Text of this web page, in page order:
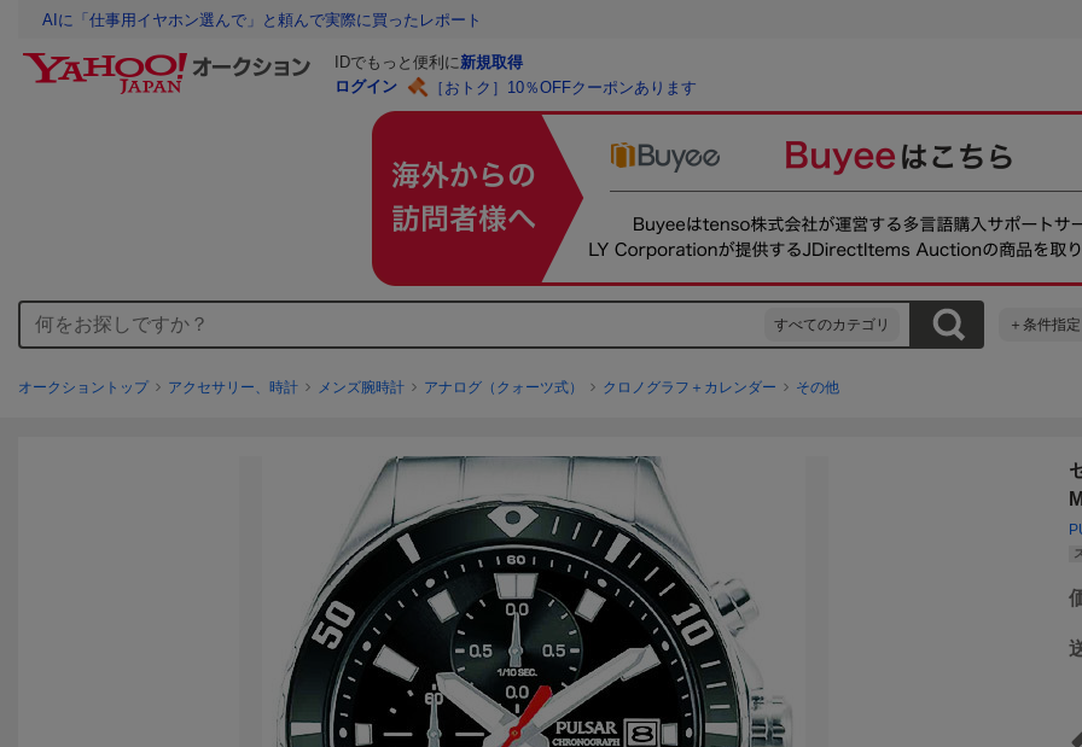
AIに「仕事用イヤホン選んで」と頼んで実際に買ったレポート
IDでもっと便利に新規取得
ログイン
［おトク］10％OFFクーポンあります
すべてのカテゴリ ＋条件指定
オークショントップ アクセサリー、時計 メンズ腕時計 アナログ（クォーツ式） クロノグラフ＋カレンダー その他